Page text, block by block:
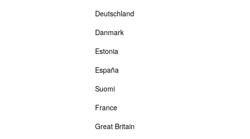
Deutschland
Danmark
Estonia
España
Suomi
France
Great Britain